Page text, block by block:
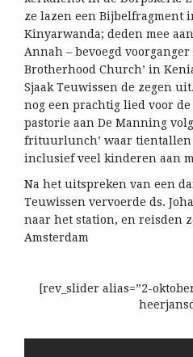
ze lazen een Bijbelfragment
Kinyarwanda; deden mee
Annah – bevoegd
Brotherhood Church’ in
Sjaak Teuwissen de zegen
nog een prachtig lied voor
pastorie aan De Manning
frituurlunch’ waar tientallen
inclusief veel kinderen aan
Na het uitspreken van een
Teuwissen vervoerde ds.
naar het station, en reisden
Amsterdam
[rev_slider alias=”2-